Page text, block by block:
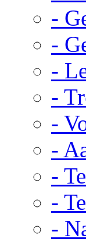
-
-
-
-
-
-
-
-
-